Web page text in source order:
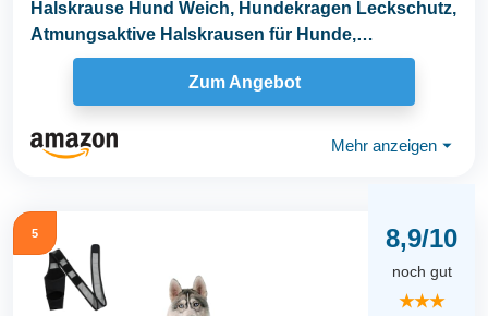
Halskrause Hund Weich, Hundekragen Leckschutz,
Atmungsaktive Halskrausen für Hunde,
Einstellbarer...
Zum Angebot
Mehr anzeigen ⏷
5 8,9/10
noch gut
★★★